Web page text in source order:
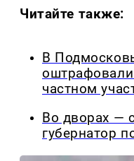
Читайте также:
В
частном
Во дворах —
губернатор